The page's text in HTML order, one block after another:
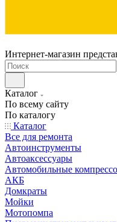
Интернет-магазин
Каталог
По всему сайту
По каталогу
Каталог
Все для ремонта
Автоинструменты
Автоаксессуары
Автомобильные
АКБ
Домкраты
Мойки
Мотопомпа